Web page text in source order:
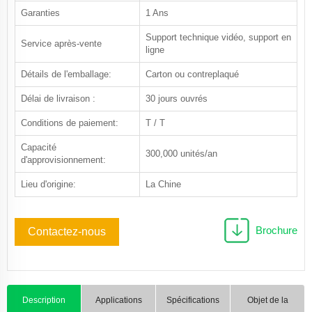
Garanties 1 Ans
Service après-vente
Support technique vidéo, support en
ligne
Détails de l'emballage: Carton ou contreplaqué
Délai de livraison : 30 jours ouvrés
Conditions de paiement: T / T
Capacité
d'approvisionnement:
300,000 unités/an
Lieu d'origine: La Chine
Contactez-nous Brochure
Description Applications Spécifications Objet de la